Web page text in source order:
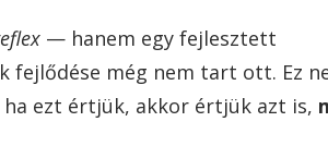
— hanem egy fejlesztett
fejlődése még nem tart ott. Ez
ha ezt értjük, akkor értjük azt is,